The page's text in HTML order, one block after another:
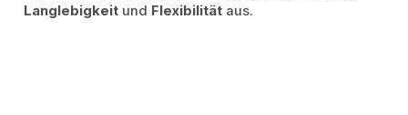
Langlebigkeit und Flexibilität aus.